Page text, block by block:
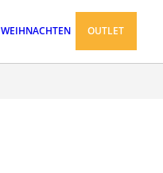
WEIHNACHTEN OUTLET